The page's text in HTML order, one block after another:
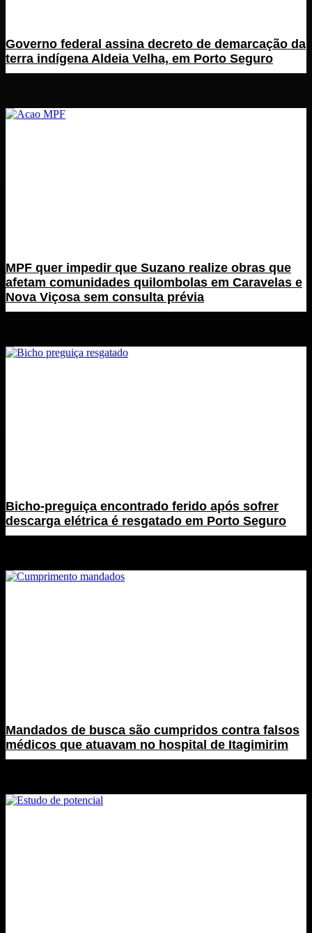
Governo federal assina decreto de demarcação da
terra indígena Aldeia Velha, em Porto Seguro
MPF quer impedir que Suzano realize obras que
afetam comunidades quilombolas em Caravelas e
Nova Viçosa sem consulta prévia
Bicho-preguiça encontrado ferido após sofrer
descarga elétrica é resgatado em Porto Seguro
Mandados de busca são cumpridos contra falsos
médicos que atuavam no hospital de Itagimirim